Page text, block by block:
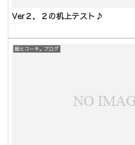
Ver２．２の机上テスト♪
紙ヒコーキ。ブログ